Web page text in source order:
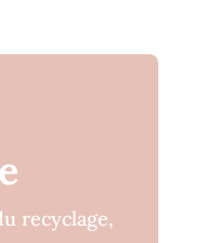
recyclage,